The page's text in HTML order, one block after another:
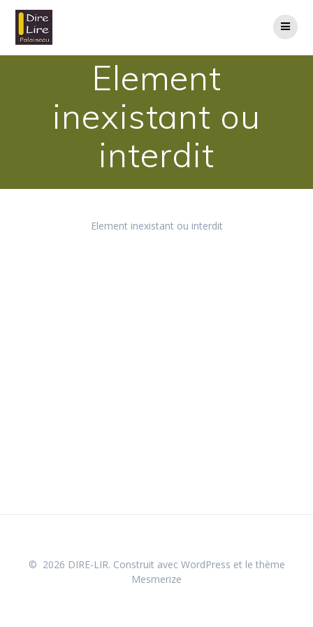
Element
inexistant ou
interdit
Element inexistant ou interdit
© 2026 DIRE-LIR. Construit avec WordPress et le thème
Mesmerize